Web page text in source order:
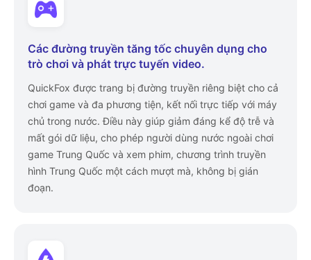
Các đường truyền tăng tốc chuyên dụng cho
trò chơi và phát trực tuyến video.
QuickFox được trang bị đường truyền riêng biệt cho cả
chơi game và đa phương tiện, kết nối trực tiếp với máy
chủ trong nước. Điều này giúp giảm đáng kể độ trễ và
mất gói dữ liệu, cho phép người dùng nước ngoài chơi
game Trung Quốc và xem phim, chương trình truyền
hình Trung Quốc một cách mượt mà, không bị gián
đoạn.